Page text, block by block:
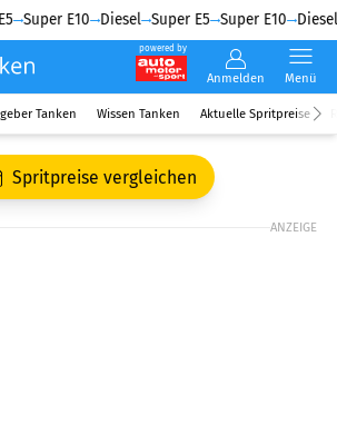
Super E10 Diesel Super E5 Super E10 Diesel
powered by
Anmelden Menü
Tanken Wissen Tanken Aktuelle Spritpreise
Spritpreise vergleichen
ANZEIGE